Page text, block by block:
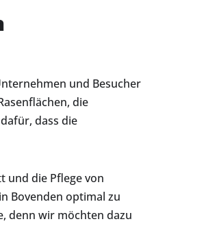
und Besucher
die
dass die
und die Pflege von
Bovenden optimal zu
denn wir möchten dazu